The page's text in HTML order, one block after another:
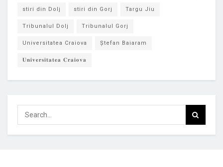
stiri din Dolj stiri din Gorj Targu Jiu
Tribunalul Dolj Tribunalul Gorj
Universitatea Craiova Ștefan Baiaram
𝐔𝐧𝐢𝐯𝐞𝐫𝐬𝐢𝐭𝐚𝐭𝐞𝐚 𝐂𝐫𝐚𝐢𝐨𝐯𝐚